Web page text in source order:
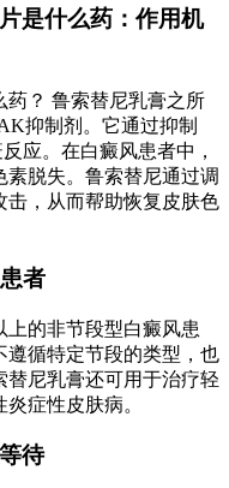
是什么药：作用机
药？ 鲁索替尼乳膏之所
抑制剂。它通过抑制
应。在白癜风患者中，
脱失。鲁索替尼通过调
击，从而帮助恢复皮肤色
者
上的非节段型白癜风患
遵循特定节段的类型，也
替尼乳膏还可用于治疗轻
症性皮肤病。
待